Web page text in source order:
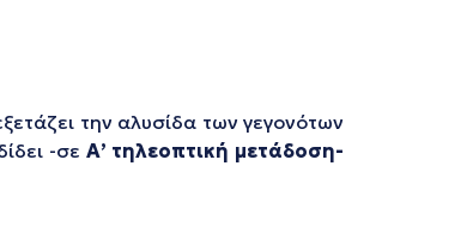
την αλυσίδα των γεγονότων
-σε Α’ τηλεοπτική μετάδοση-